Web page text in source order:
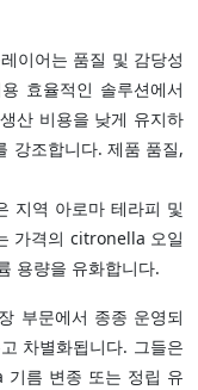
이어는 품질 및 감당성
효율적인 솔루션에서
산 비용을 낮게 유지하
강조합니다. 제품 품질,
지역 아로마 테라피 및
가격의 citronella 오일
용량을 유화합니다.
부문에서 종종 운영되
차별화됩니다. 그들은
름 변종 또는 정립 유